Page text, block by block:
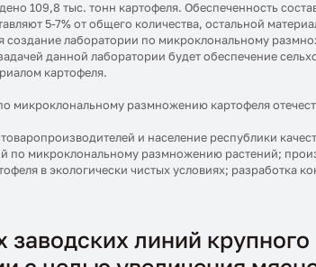
109,8 тыс. тонн картофеля. Обеспеченность
5-7% от общего количества, остальной
создание лаборатории по микроклональному
данной лаборатории будет обеспечение
картофеля.
микроклональному размножению картофеля
и население республики
по микроклональному размножению растений;
в экологически чистых условиях; разработка
линий крупного